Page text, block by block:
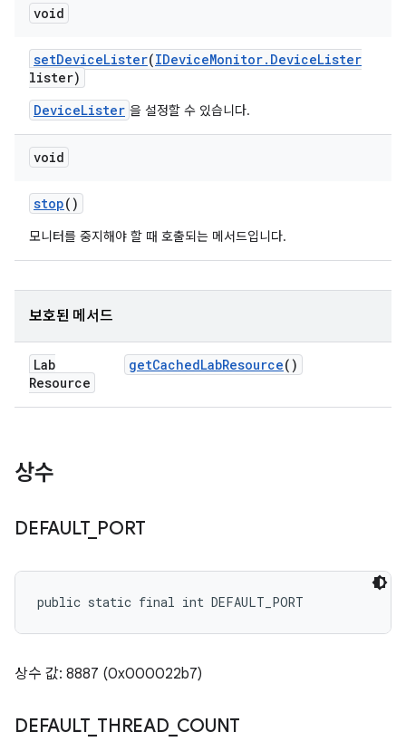
void
setDeviceLister(IDeviceMonitor. DeviceLister
lister)
DeviceLister 을 설정할 수 있습니다.
void
stop()
모니터를 중지해야 할 때 호출되는 메서드입니다.
보호된 메서드
Lab
Resource
getCachedLabResource()
상수
DEFAULT_ PORT
public static final int DEFAULT_PORT
상수 값: 8887 (0x000022b7)
DEFAULT_ THREAD_ COUNT